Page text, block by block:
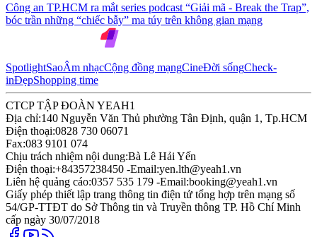
Công an TP.HCM ra mắt series podcast “Giải mã - Break the Trap”,
bóc trần những “chiếc bẫy” ma túy trên không gian mạng
SpotlightSaoÂm nhạcCộng đồng mạngCineĐời sốngCheck-
inĐẹpShopping time
CTCP TẬP ĐOÀN YEAH1
Địa chỉ:140 Nguyễn Văn Thủ phường Tân Định, quận 1, Tp.HCM
Điện thoại:0828 730 06071
Fax:083 9101 074
Chịu trách nhiệm nội dung:Bà Lê Hải Yến
Điện thoại:+84357238450 -Email:yen.lth@yeah1.vn
Liên hệ quảng cáo:0357 535 179 -Email:booking@yeah1.vn
Giấy phép thiết lập trang thông tin điện tử tổng hợp trên mạng số
54/GP-TTĐT do Sở Thông tin và Truyền thông TP. Hồ Chí Minh
cấp ngày 30/07/2018